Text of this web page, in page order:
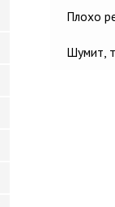
Плохо
Шумит,